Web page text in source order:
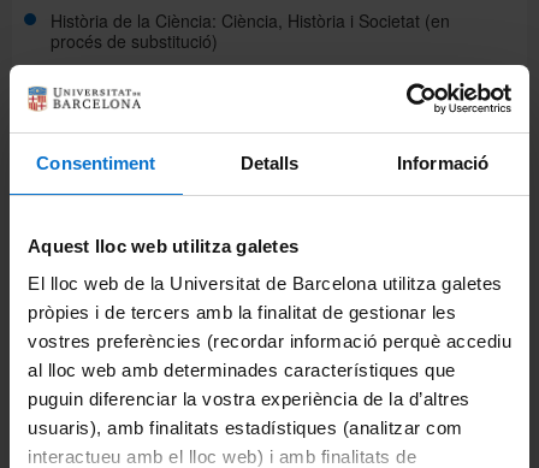
Consentiment Detalls Informació
Aquest lloc web utilitza galetes
El lloc web de la Universitat de Barcelona utilitza galetes
pròpies i de tercers amb la finalitat de gestionar les
vostres preferències (recordar informació perquè accediu
al lloc web amb determinades característiques que
puguin diferenciar la vostra experiència de la d’altres
usuaris), amb finalitats estadístiques (analitzar com
interactueu amb el lloc web) i amb finalitats de
Història de la Ciència: Ciència, Història i Societat (en
procés de substitució)
Historia de la Ciència: Història, Patrimoni i Comunicació
Lògica Pura i Aplicada(biennal)
Estudiants de la UB
Futurs estudiants
Pensament Contemporani i Tradició Clàssica
Estudiants de la UB
Futurs estudiants
Comparteix-ho: